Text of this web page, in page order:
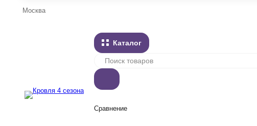
Москва
Каталог
Сравнение